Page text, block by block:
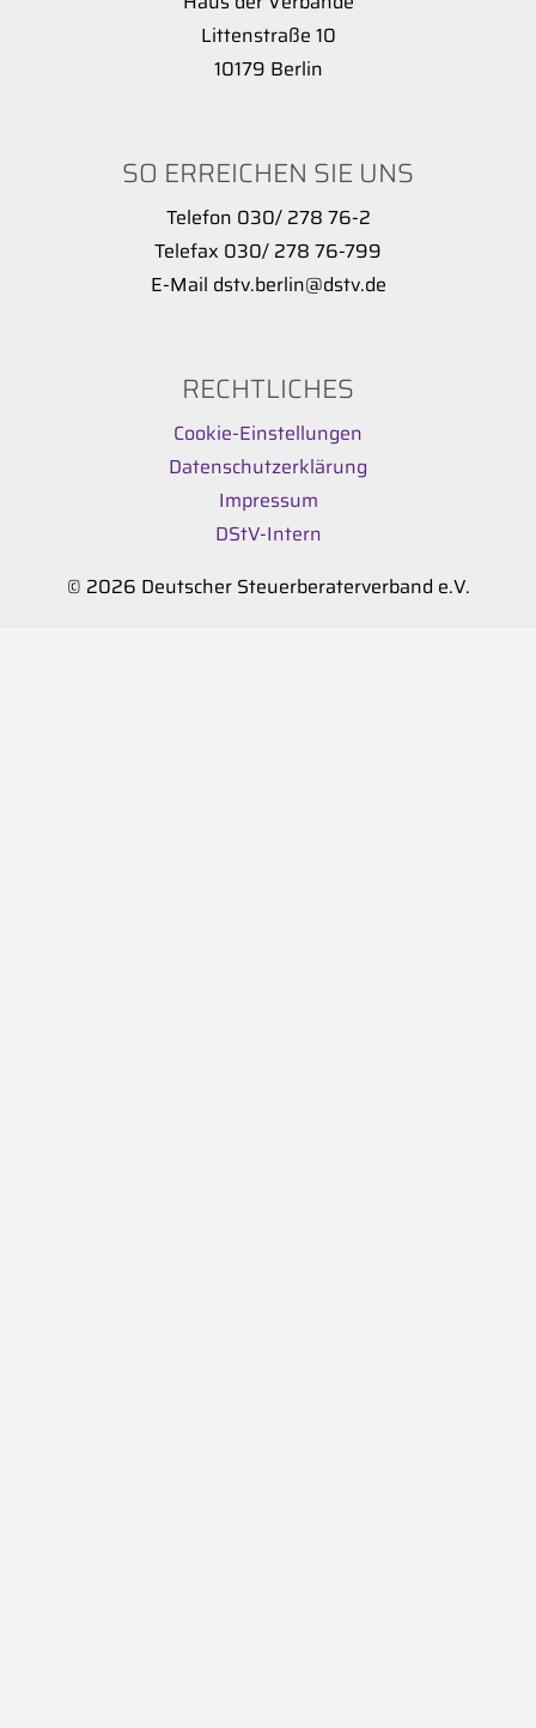
Littenstraße 10
10179 Berlin
SO ERREICHEN SIE UNS
Telefon 030/ 278 76-2
Telefax 030/ 278 76-799
E-Mail dstv.berlin@dstv.de
RECHTLICHES
Cookie-Einstellungen
Datenschutzerklärung
Impressum
DStV-Intern
© 2026 Deutscher Steuerberaterverband e.V.